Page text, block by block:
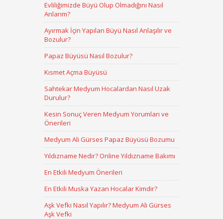
Evliliğimizde Büyü Olup Olmadığını Nasıl
Anlarım?
Ayırmak İçin Yapılan Büyü Nasıl Anlaşılır ve
Bozulur?
Papaz Büyüsü Nasıl Bozulur?
Kısmet Açma Büyüsü
Sahtekar Medyum Hocalardan Nasıl Uzak
Durulur?
Kesin Sonuç Veren Medyum Yorumları ve
Önerileri
Medyum Ali Gürses Papaz Büyüsü Bozumu
Yıldızname Nedir? Online Yıldızname Bakımı
En Etkili Medyum Önerileri
En Etkili Muska Yazan Hocalar Kimdir?
Aşk Vefki Nasıl Yapılır? Medyum Ali Gürses
Aşk Vefki